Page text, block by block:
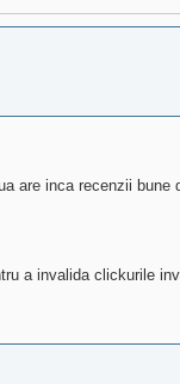
are inca recenzii bune
a invalida clickurile